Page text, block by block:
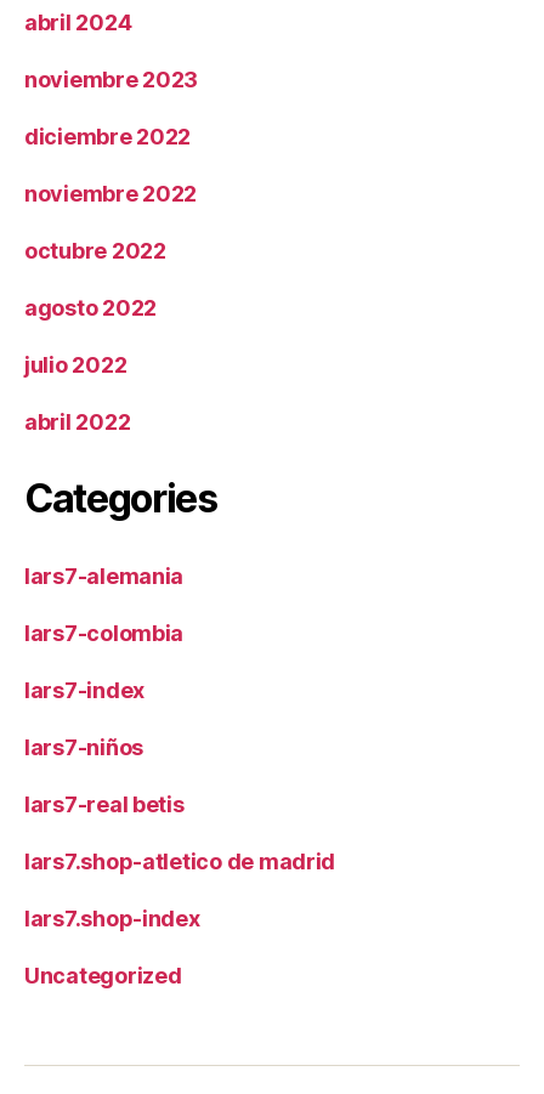
abril 2024
noviembre 2023
diciembre 2022
noviembre 2022
octubre 2022
agosto 2022
julio 2022
abril 2022
Categories
lars7-alemania
lars7-colombia
lars7-index
lars7-niños
lars7-real betis
lars7.shop-atletico de madrid
lars7.shop-index
Uncategorized